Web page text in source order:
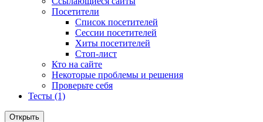
Посетители
Список посетителей
Сессии посетителей
Хиты посетителей
Стоп-лист
Кто на сайте
Некоторые проблемы и решения
Проверьте себя
Тесты (1)
Открыть